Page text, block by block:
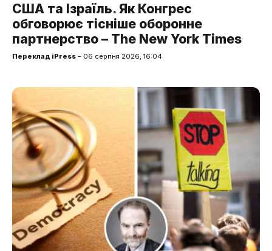
США та Ізраїль. Як Конгрес
обговорює тісніше оборонне
партнерство – The New York Times
Переклад iPress – 06 серпня 2026, 16:04